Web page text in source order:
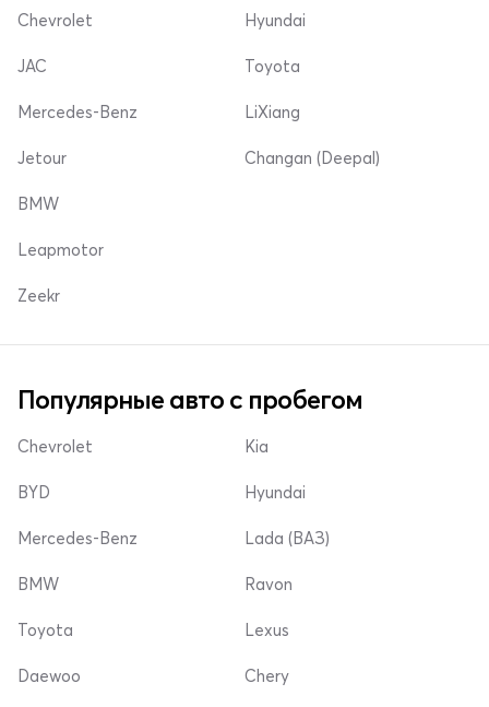
Chevrolet Hyundai
JAC
Mercedes-Benz
Jetour
Toyota
LiXiang
Changan (Deepal)
BMW
Leapmotor
Zeekr
Популярные авто с пробегом
Chevrolet
BYD
Mercedes-Benz
Kia
Hyundai
Lada (ВАЗ)
BMW
Toyota
Daewoo
Ravon
Lexus
Chery